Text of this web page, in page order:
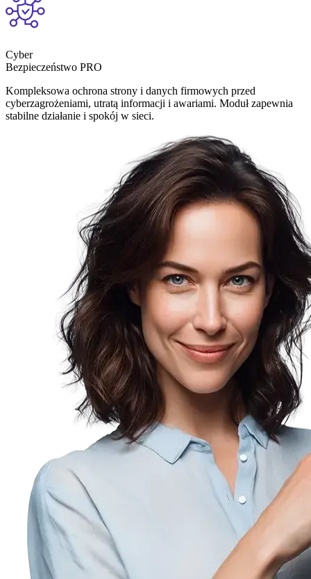
Cyber
Bezpieczeństwo PRO
Kompleksowa ochrona strony i danych firmowych przed
cyberzagrożeniami, utratą informacji i awariami. Moduł zapewnia
stabilne działanie i spokój w sieci.